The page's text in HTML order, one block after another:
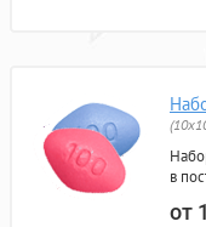
в
от